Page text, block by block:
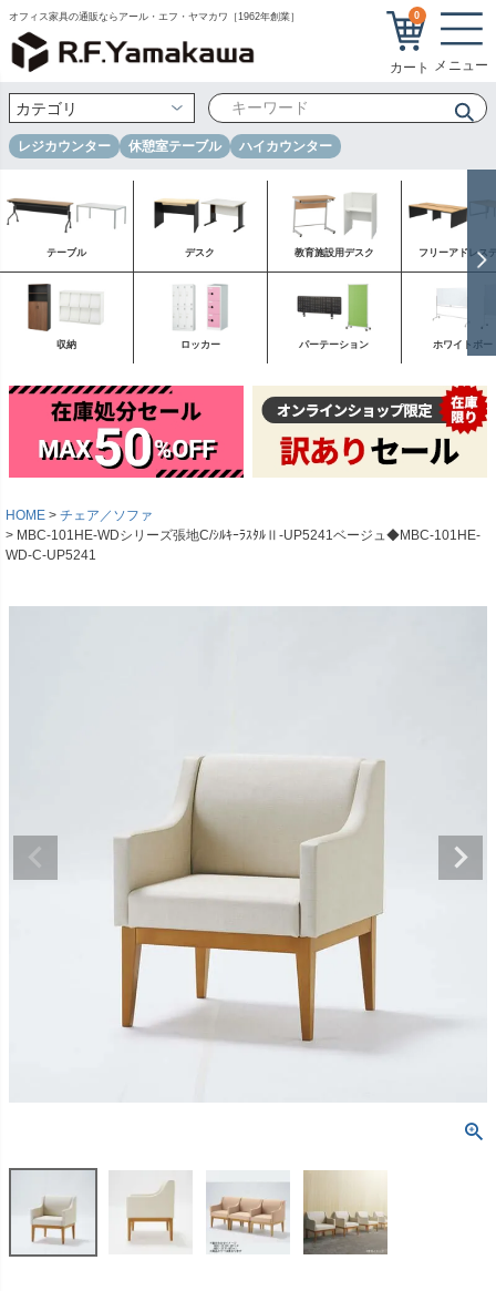
オフィス家具の通販ならアール・エフ・ヤマカワ［1962年創業］ 0
レジカウンター 休憩室テーブル ハイカウンター
テーブル デスク 教育施設用デスク フリーアドレス
収納 ロッカー パーテーション ホワイトボー
HOME
チェア／ソファ
MBC-101HE-WDシリーズ張地C/ｼﾙｷｰﾗｽﾀﾙⅡ-UP5241ベージュ◆MBC-101HE-
WD-C-UP5241